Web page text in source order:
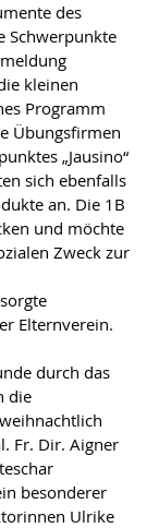
des
Schwerpunkte
kleinen
Programm
Übungsfirmen
„Jausino“
sich ebenfalls
an. Die 1B
und möchte
Zweck zur
Elternverein.
durch das
die
Fr. Dir. Aigner
besonderer
Ulrike